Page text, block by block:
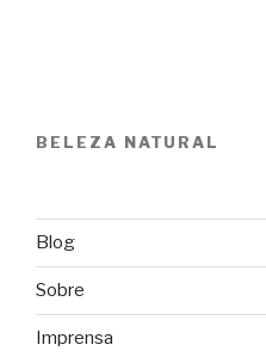
BELEZA NATURAL
Blog
Sobre
Imprensa